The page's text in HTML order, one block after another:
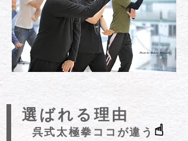
選ばれる理由
呉式太極拳ココが違う ☝︎